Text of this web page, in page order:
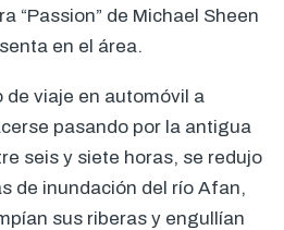
“Passion” de Michael Sheen
en el área.
de viaje en automóvil a
pasando por la antigua
seis y siete horas, se redujo
de inundación del río Afan,
sus riberas y engullían